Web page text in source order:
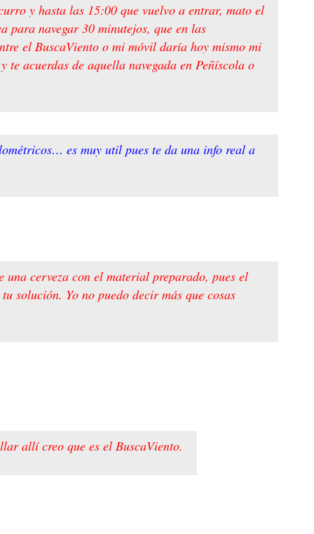
y hasta las 15:00 que vuelvo a entrar, mato el
para navegar 30 minutejos, que en las
el BuscaViento o mi móvil daría hoy mismo mi
acuerdas de aquella navegada en Peñíscola o
es muy util pues te da una info real a
una cerveza con el material preparado, pues el
solución. Yo no puedo decir más que cosas
allí creo que es el BuscaViento.